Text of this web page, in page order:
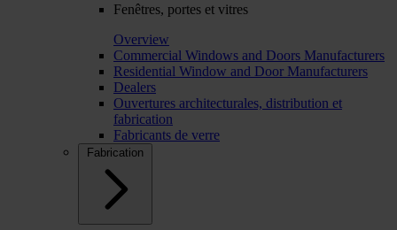
Fenêtres, portes et vitres
Overview
Commercial Windows and Doors Manufacturers
Residential Window and Door Manufacturers
Dealers
Ouvertures architecturales, distribution et
fabrication
Fabricants de verre
Fabrication